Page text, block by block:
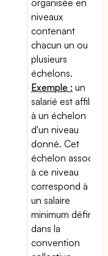
niveaux
contenant
chacun un ou
plusieurs
échelons.
Exemple : un
salarié est affilié
à un échelon
d'un niveau
donné. Cet
échelon associé
à ce niveau
correspond à
un salaire
minimum défini
dans la
convention